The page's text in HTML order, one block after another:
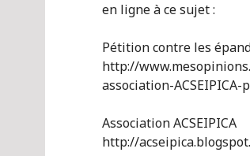
en ligne à ce sujet :
Pétition contre les
http://
association-
Association ACSEIPICA
http://